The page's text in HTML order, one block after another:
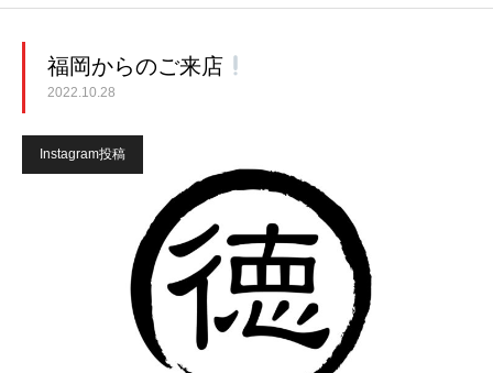
福岡からのご来店
2022.10.28
Instagram投稿